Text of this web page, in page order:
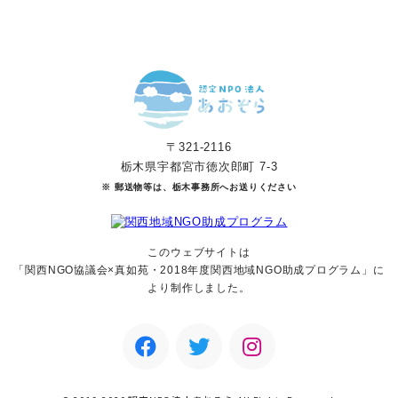
〒321-2116
栃木県宇都宮市徳次郎町 7-3
※ 郵送物等は、栃木事務所へお送りください
このウェブサイトは
「関西NGO協議会×真如苑・2018年度関西地域NGO助成プログラム」に
より制作しました。